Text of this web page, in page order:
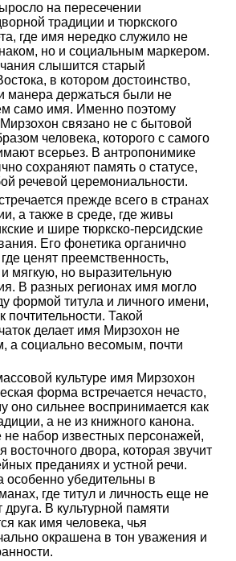
на пересечении
традиции и тюркского
где имя нередко служило не
но и социальным маркером.
слышится старый
в котором достоинство,
манера держаться были не
само имя. Именно поэтому
связано не с бытовой
человека, которого с самого
всерьез. В антропонимике
сохраняют память о статусе,
речевой церемониальности.
прежде всего в странах
а также в среде, где живы
и шире тюркско-персидские
Его фонетика органично
ценят преемственность,
мягкую, но выразительную
В разных регионах имя могло
формой титула и личного имени,
почтительности. Такой
делает имя Мирзохон не
а социально весомым, почти
культуре имя Мирзохон
форма встречается нечасто,
оно сильнее воспринимается как
а не из книжного канона.
набор известных персонажей,
восточного двора, которая звучит
преданиях и устной речи.
убедительны в
где титул и личность еще не
друга. В культурной памяти
как имя человека, чья
окрашена в тон уважения и